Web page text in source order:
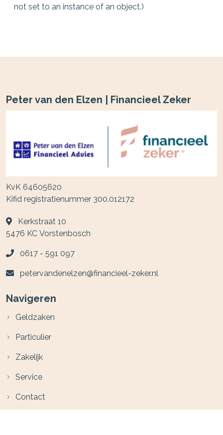
not set to an instance of an object.)
Peter van den Elzen | Financieel Zeker
KvK 64605620
Kifid registratienummer 300.012172
Kerkstraat 10
5476 KC Vorstenbosch
0617 - 591 097
petervandenelzen@financieel-zeker.nl
Navigeren
Geldzaken
Particulier
Zakelijk
Service
Contact